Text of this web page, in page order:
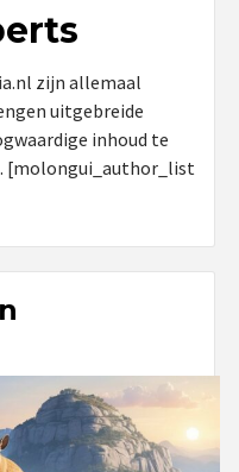
zijn allemaal
uitgebreide
inhoud te
[molongui_author_list